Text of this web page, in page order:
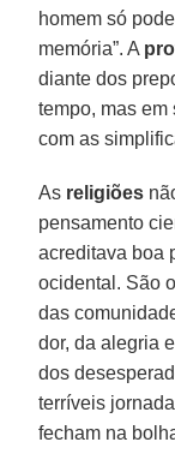
homem só
memória”. A
diante dos
tempo, mas
com as
As religiões
pensamento
acreditava boa
ocidental. São
das
dor, da alegria
dos
terríveis
fecham na